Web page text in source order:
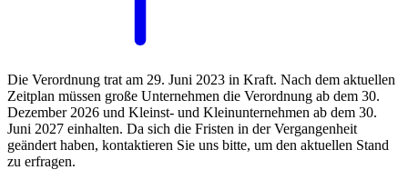
Die Verordnung trat am 29. Juni 2023 in Kraft. Nach dem aktuellen
Zeitplan müssen große Unternehmen die Verordnung ab dem 30.
Dezember 2026 und Kleinst- und Kleinunternehmen ab dem 30.
Juni 2027 einhalten. Da sich die Fristen in der Vergangenheit
geändert haben, kontaktieren Sie uns bitte, um den aktuellen Stand
zu erfragen.